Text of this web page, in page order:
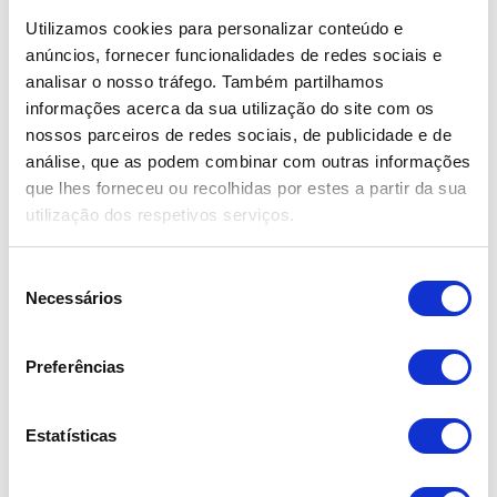
Utilizamos cookies para personalizar conteúdo e
anúncios, fornecer funcionalidades de redes sociais e
analisar o nosso tráfego. Também partilhamos
informações acerca da sua utilização do site com os
nossos parceiros de redes sociais, de publicidade e de
análise, que as podem combinar com outras informações
que lhes forneceu ou recolhidas por estes a partir da sua
utilização dos respetivos serviços.
Necessários
Preferências
Estatísticas
Posso devolver o veículo elétrico com menos
carga de bateria do que aquilo que levantei?
Onde posso carregar a bateria do carro elétrico?
Serviço de Portagens / e-Toll da
Ecomobile - Aluguer de
Automóveis
Porquê o Serviço de Portagens / e-Toll da
Ecomobile - Aluguer de Automóveis?
Quais os benefícios para o Cliente ao
contratualizar automaticamente o Serviço da Via
Como aderir ao Serviço de Portagens / e-Toll da